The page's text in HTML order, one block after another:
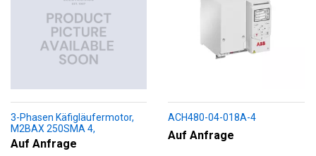
3-Phasen Käfigläufermotor,
M2BAX 250SMA 4,
+188+230+451+009
Auf Anfrage
ACH480-04-018A-4
Auf Anfrage